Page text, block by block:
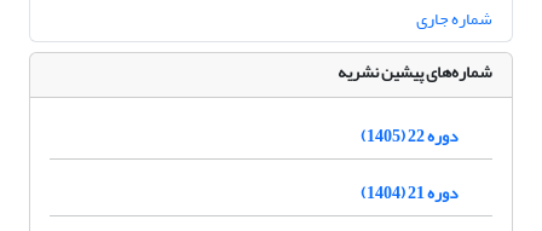
شماره جاری
شماره‌های پیشین نشریه
دوره 22 (1405)
دوره 21 (1404)